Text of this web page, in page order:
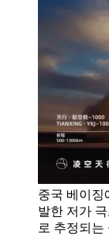
중국 베이징
발한 저가
로 추정되는